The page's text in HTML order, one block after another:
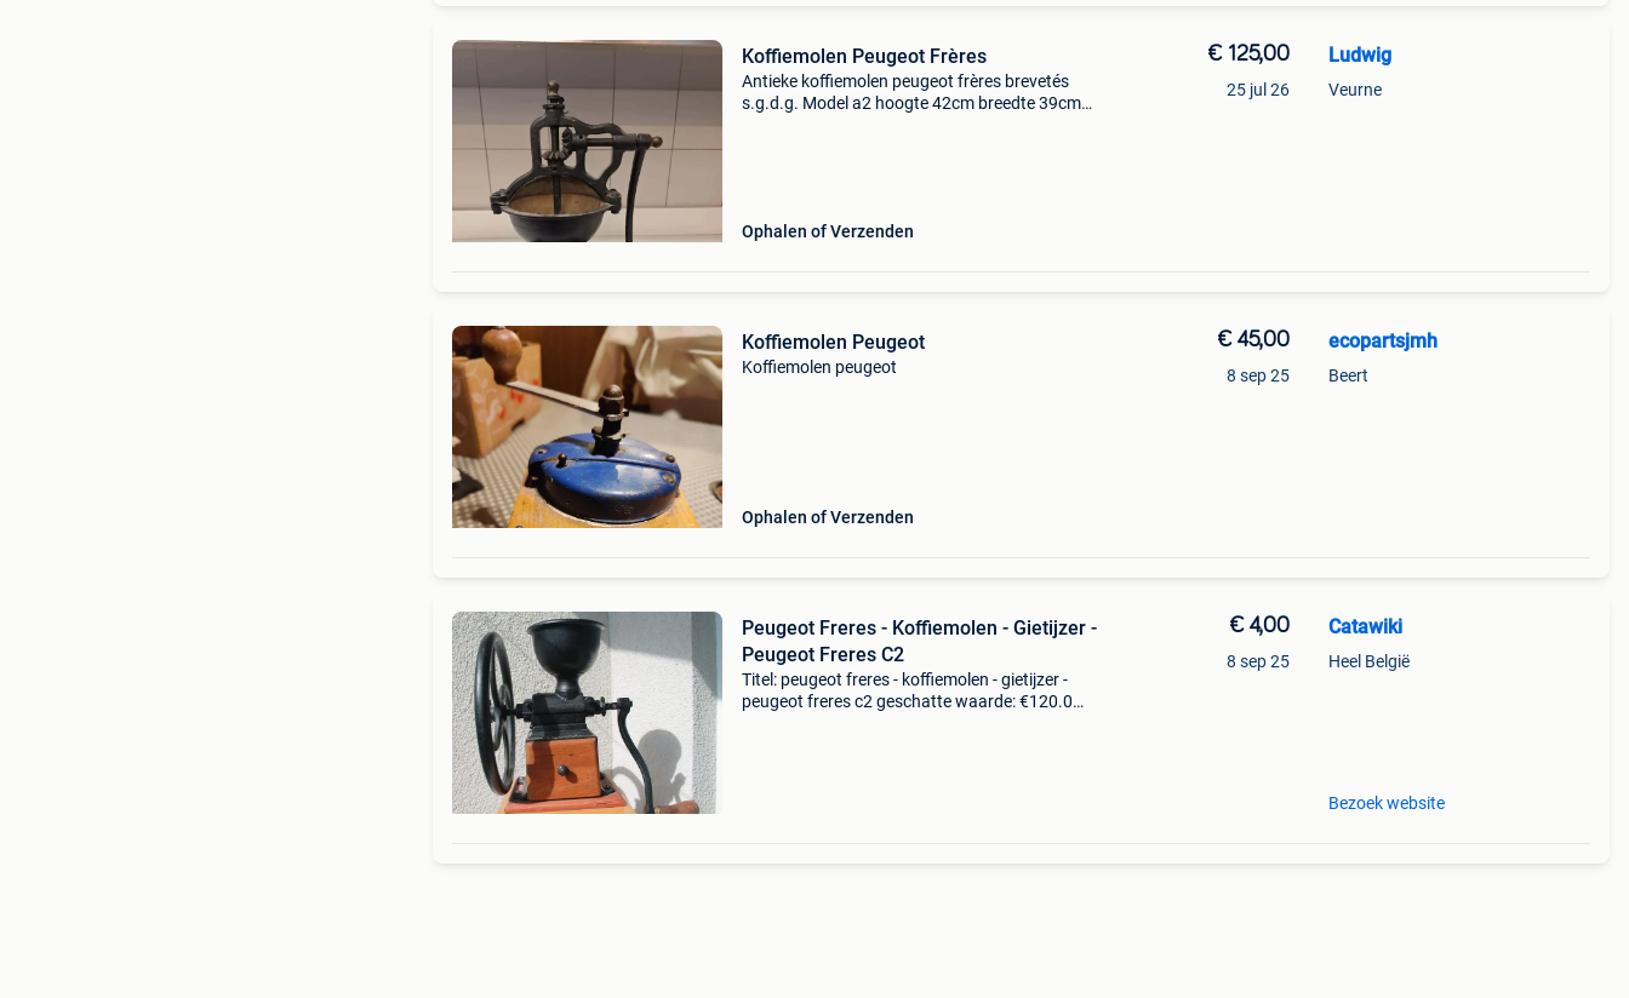
Koffiemolen Peugeot Frères
Antieke koffiemolen peugeot frères brevetés
s.g.d.g. Model a2 hoogte 42cm breedte 39cm
Ophalen of Verzenden
€ 125,00
25 jul 26
Ludwig
Veurne
Koffiemolen Peugeot
Koffiemolen peugeot
Ophalen of Verzenden
€ 45,00
8 sep 25
ecopartsjmh
Beert
Peugeot Freres - Koffiemolen - Gietijzer -
Peugeot Freres C2
Titel: peugeot freres - koffiemolen - gietijzer -
peugeot freres c2 geschatte waarde: €120.0
€ 4,00
8 sep 25
Catawiki
Heel België
Bezoek website